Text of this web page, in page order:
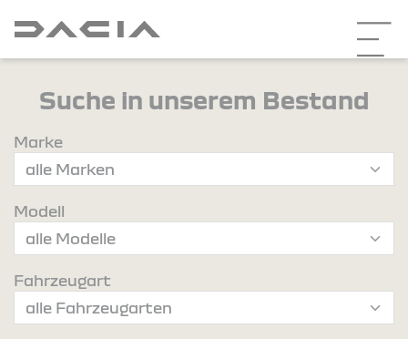
Suche in unserem Bestand
Marke
Modell
Fahrzeugart